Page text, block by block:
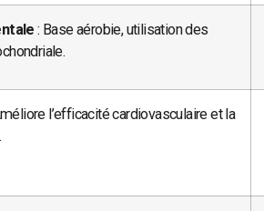
: Base aérobie, utilisation des
l’efficacité cardiovasculaire et la